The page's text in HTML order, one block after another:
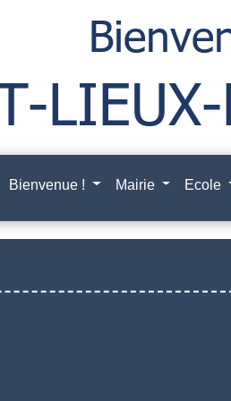
Bienvenue ! Mairie Ecole